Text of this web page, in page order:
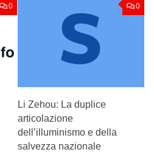
0 0
Li Zehou: La duplice
articolazione
dell’illuminismo e della
salvezza nazionale